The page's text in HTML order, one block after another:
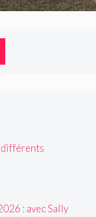
différents
: avec Sally